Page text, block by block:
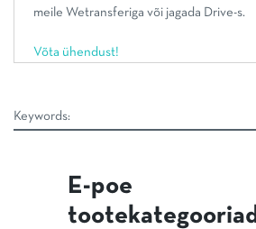
meile Wetransferiga või jagada Drive-s.
Võta ühendust!
E-poe
tootekategooriad